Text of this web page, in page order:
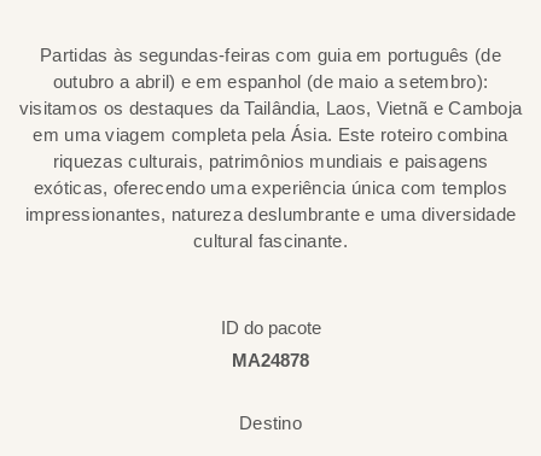
Partidas às segundas-feiras com guia em português (de
outubro a abril) e em espanhol (de maio a setembro):
visitamos os destaques da Tailândia, Laos, Vietnã e Camboja
em uma viagem completa pela Ásia. Este roteiro combina
riquezas culturais, patrimônios mundiais e paisagens
exóticas, oferecendo uma experiência única com templos
impressionantes, natureza deslumbrante e uma diversidade
cultural fascinante.
ID do pacote
MA24878
Destino